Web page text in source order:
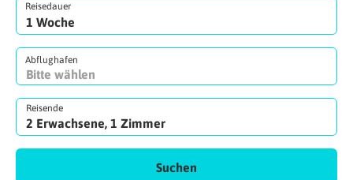
Reisedauer
Abflughafen
Reisende
2 Erwachsene, 1 Zimmer
Suchen